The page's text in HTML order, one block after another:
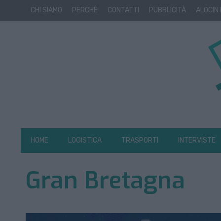
CHI SIAMO PERCHÈ CONTATTI PUBBLICITÀ ALOCIN
HOME LOGISTICA TRASPORTI INTERVISTE
Gran Bretagna